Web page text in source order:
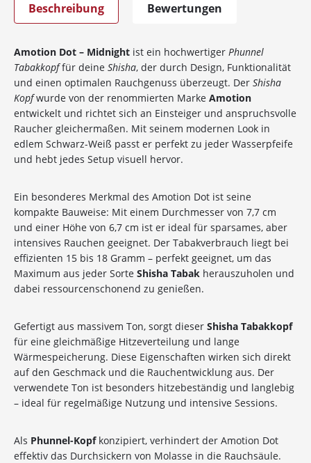
Beschreibung Bewertungen
Amotion Dot – Midnight ist ein hochwertiger Phunnel
Tabakkopffür deine Shisha, der durch Design, Funktionalität
und einen optimalen Rauchgenuss überzeugt. Der Shisha
Kopfwurde von der renommierten Marke Amotion
entwickelt und richtet sich an Einsteiger und anspruchsvolle
Raucher gleichermaßen. Mit seinem modernen Look in
edlem Schwarz-Weiß passt er perfekt zu jeder Wasserpfeife
und hebt jedes Setup visuell hervor.
Ein besonderes Merkmal des Amotion Dot ist seine
kompakte Bauweise: Mit einem Durchmesser von 7,7 cm
und einer Höhe von 6,7 cm ist er ideal für sparsames, aber
intensives Rauchen geeignet. Der Tabakverbrauch liegt bei
effizienten 15 bis 18 Gramm – perfekt geeignet, um das
Maximum aus jeder Sorte Shisha Tabak herauszuholen und
dabei ressourcenschonend zu genießen.
Gefertigt aus massivem Ton, sorgt dieser Shisha Tabakkopf
für eine gleichmäßige Hitzeverteilung und lange
Wärmespeicherung. Diese Eigenschaften wirken sich direkt
auf den Geschmack und die Rauchentwicklung aus. Der
verwendete Ton ist besonders hitzebeständig und langlebig
– ideal für regelmäßige Nutzung und intensive Sessions.
Als Phunnel-Kopfkonzipiert, verhindert der Amotion Dot
effektiv das Durchsickern von Molasse in die Rauchsäule.